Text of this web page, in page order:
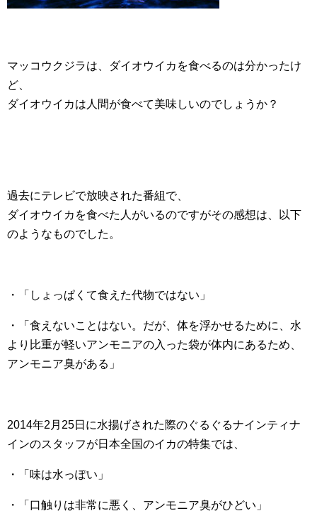
マッコウクジラは、ダイオウイカを食べるのは分かったけ
ど、
ダイオウイカは人間が食べて美味しいのでしょうか？
過去にテレビで放映された番組で、
ダイオウイカを食べた人がいるのですがその感想は、以下
のようなものでした。
・「しょっぱくて食えた代物ではない」
・「食えないことはない。だが、体を浮かせるために、水
より比重が軽いアンモニアの入った袋が体内にあるため、
アンモニア臭がある」
2014年2月25日に水揚げされた際のぐるぐるナインティナ
インのスタッフが日本全国のイカの特集では、
・「味は水っぽい」
・「口触りは非常に悪く、アンモニア臭がひどい」